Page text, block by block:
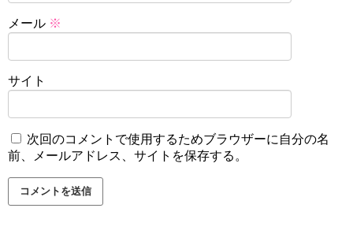
メール ※
サイト
次回のコメントで使用するためブラウザーに自分の名
前、メールアドレス、サイトを保存する。